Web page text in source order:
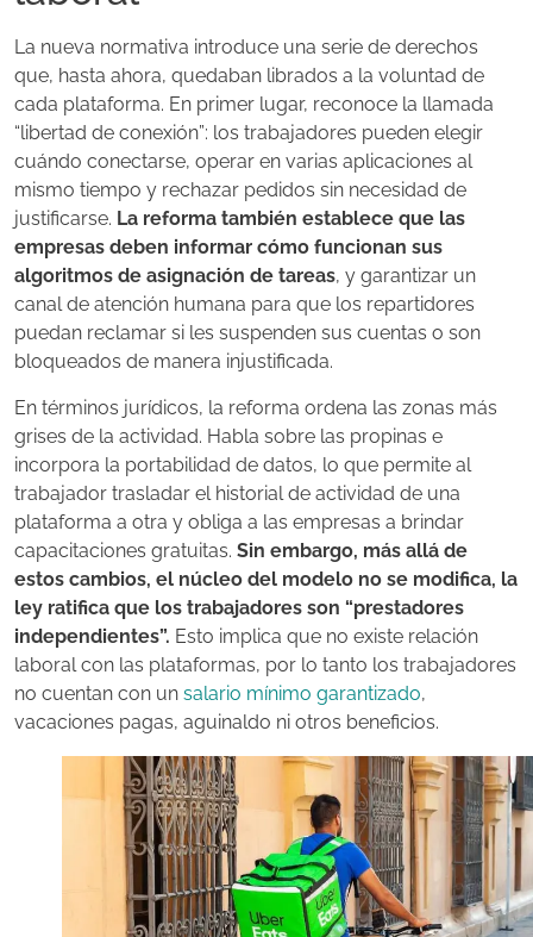
La nueva normativa introduce una serie de derechos
que, hasta ahora, quedaban librados a la voluntad de
cada plataforma. En primer lugar, reconoce la llamada
“libertad de conexión”: los trabajadores pueden elegir
cuándo conectarse, operar en varias aplicaciones al
mismo tiempo y rechazar pedidos sin necesidad de
justificarse. La reforma también establece que las
empresas deben informar cómo funcionan sus
algoritmos de asignación de tareas, y garantizar un
canal de atención humana para que los repartidores
puedan reclamar si les suspenden sus cuentas o son
bloqueados de manera injustificada.
En términos jurídicos, la reforma ordena las zonas más
grises de la actividad. Habla sobre las propinas e
incorpora la portabilidad de datos, lo que permite al
trabajador trasladar el historial de actividad de una
plataforma a otra y obliga a las empresas a brindar
capacitaciones gratuitas. Sin embargo, más allá de
estos cambios, el núcleo del modelo no se modifica, la
ley ratifica que los trabajadores son “prestadores
independientes”. Esto implica que no existe relación
laboral con las plataformas, por lo tanto los trabajadores
no cuentan con un salario mínimo garantizado,
vacaciones pagas, aguinaldo ni otros beneficios.